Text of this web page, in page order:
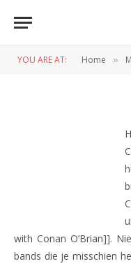
YOU ARE AT: Home »
with Conan O’Brian]].
bands die je misschien